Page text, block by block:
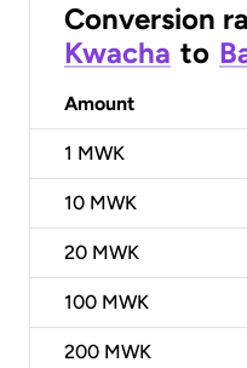
Conversion
Kwacha to
Amount
1 MWK
10 MWK
20 MWK
100 MWK
200 MWK